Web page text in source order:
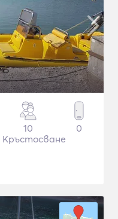
10
Кръстосване
0